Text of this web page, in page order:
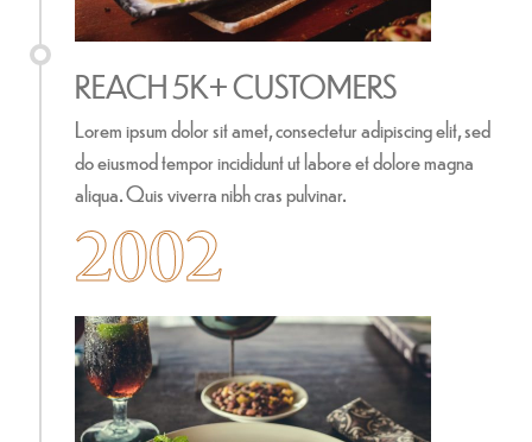
2002
REACH 5K+ CUSTOMERS
Lorem ipsum dolor sit amet, consectetur adipiscing elit, sed
do eiusmod tempor incididunt ut labore et dolore magna
aliqua. Quis viverra nibh cras pulvinar.